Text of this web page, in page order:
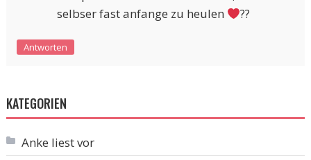
selbser fast anfange zu heulen
??
Antworten
KATEGORIEN
Anke liest vor